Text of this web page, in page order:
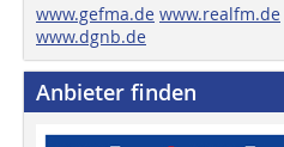
www.gefma.de www.realfm.de
www.dgnb.de
Anbieter finden